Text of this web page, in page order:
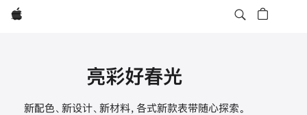
Apple
Apple
亮彩好春光
新配色、新设计、新材料，各式新款表带随心探索。